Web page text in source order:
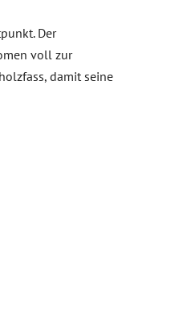
Der
voll zur
damit seine